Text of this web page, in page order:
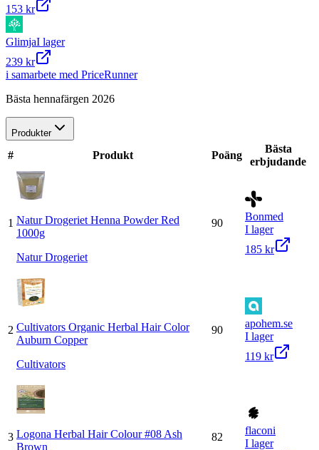
153 kr
GlimjaI lager
239 kr
i samarbete med PriceRunner
Bästa hennafärgen 2026
Produkter
# Produkt Poäng
Bästa
erbjudande
1 Natur Drogeriet Henna Powder Red
1000g
Natur Drogeriet
90
Bonmed
I lager
185 kr
2 Cultivators Organic Herbal Hair Color
Auburn Copper
Cultivators
90
apohem.se
I lager
119 kr
3 Logona Herbal Hair Colour #08 Ash
Brown
82
flaconi
I lager